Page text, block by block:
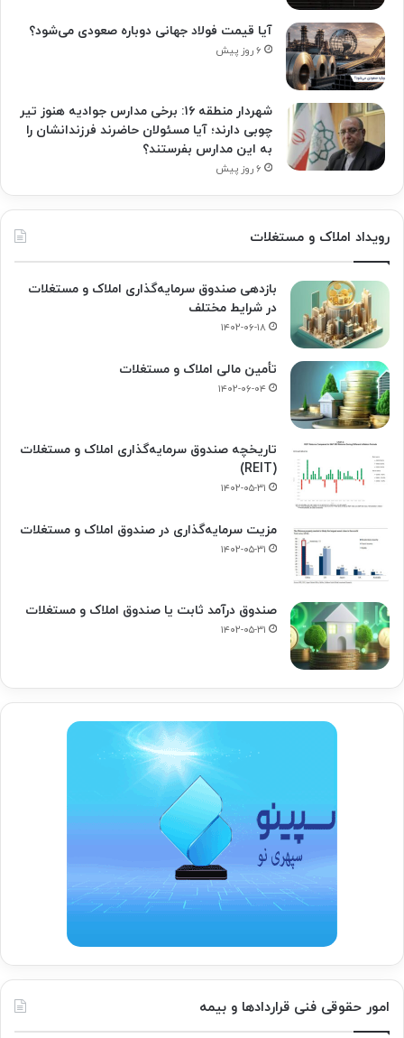
آیا قیمت فولاد جهانی دوباره صعودی می‌شود؟
۶ روز پیش
شهردار منطقه ۱۶: برخی مدارس جوادیه هنوز تیر
چوبی دارند؛ آیا مسئولان حاضرند فرزندانشان را
به این مدارس بفرستند؟
۶ روز پیش
رویداد املاک و مستغلات
بازدهی صندوق سرمایه‌گذاری املاک و مستغلات
در شرایط مختلف
۱۴۰۲-۰۶-۱۸
تأمین مالی املاک و مستغلات
۱۴۰۲-۰۶-۰۴
تاریخچه صندوق سرمایه‌گذاری املاک و مستغلات
(REIT)
۱۴۰۲-۰۵-۳۱
مزیت سرمایه‌گذاری در صندوق املاک و مستغلات
۱۴۰۲-۰۵-۳۱
صندوق درآمد ثابت یا صندوق املاک و مستغلات
۱۴۰۲-۰۵-۳۱
امور حقوقی فنی قراردادها و بیمه